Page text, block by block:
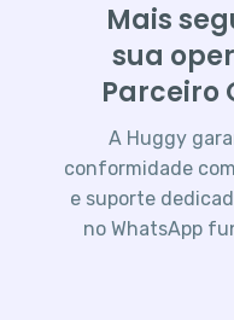
Mais
sua
Parceiro
A Huggy
conformidade
e suporte
no WhatsApp